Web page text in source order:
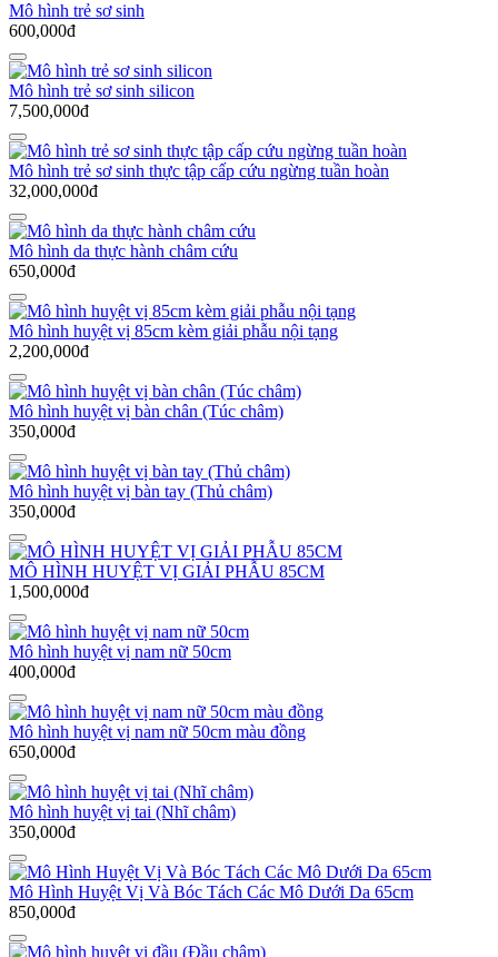
Mô hình trẻ sơ sinh
600,000đ
Mô hình trẻ sơ sinh silicon
7,500,000đ
Mô hình trẻ sơ sinh thực tập cấp cứu ngừng tuần hoàn
32,000,000đ
Mô hình da thực hành châm cứu
650,000đ
Mô hình huyệt vị 85cm kèm giải phẫu nội tạng
2,200,000đ
Mô hình huyệt vị bàn chân (Túc châm)
350,000đ
Mô hình huyệt vị bàn tay (Thủ châm)
350,000đ
MÔ HÌNH HUYỆT VỊ GIẢI PHẪU 85CM
1,500,000đ
Mô hình huyệt vị nam nữ 50cm
400,000đ
Mô hình huyệt vị nam nữ 50cm màu đồng
650,000đ
Mô hình huyệt vị tai (Nhĩ châm)
350,000đ
Mô Hình Huyệt Vị Và Bóc Tách Các Mô Dưới Da 65cm
850,000đ